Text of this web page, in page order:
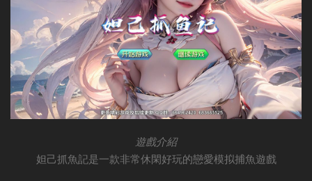
遊戲介紹
妲己抓魚記是一款非常休閑好玩的戀愛模拟捕魚遊戲